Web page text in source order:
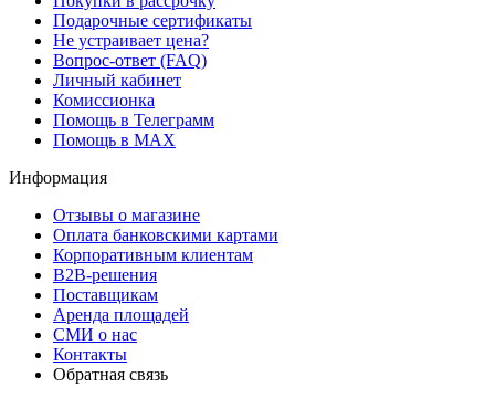
Подарочные сертификаты
Не устраивает цена?
Вопрос-ответ (FAQ)
Личный кабинет
Комиссионка
Помощь в Телеграмм
Помощь в MAX
Информация
Отзывы о магазине
Оплата банковскими картами
Корпоративным клиентам
B2B-решения
Поставщикам
Аренда площадей
СМИ о нас
Контакты
Обратная связь